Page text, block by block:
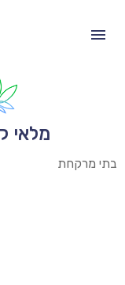
מלאי
בתי מרקחת